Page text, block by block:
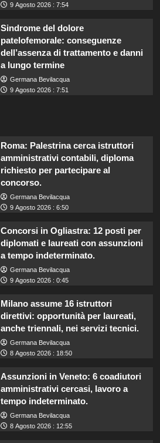
9 Agosto 2026 : 7:54
Sindrome del dolore
patelofemorale: conseguenze
dell’assenza di trattamento e danni
a lungo termine
Germana Bevilacqua
9 Agosto 2026 : 7:51
Roma: Palestrina cerca istruttori
amministrativi contabili, diploma
richiesto per partecipare al
concorso.
Germana Bevilacqua
9 Agosto 2026 : 6:50
Concorsi in Ogliastra: 12 posti per
diplomati e laureati con assunzioni
a tempo indeterminato.
Germana Bevilacqua
9 Agosto 2026 : 0:45
Milano assume 16 istruttori
direttivi: opportunità per laureati,
anche triennali, nei servizi tecnici.
Germana Bevilacqua
8 Agosto 2026 : 18:50
Assunzioni in Veneto: 6 coadiutori
amministrativi cercasi, lavoro a
tempo indeterminato.
Germana Bevilacqua
8 Agosto 2026 : 12:55